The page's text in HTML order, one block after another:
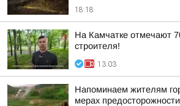
18:18
На Камчатке отмечают
строителя!
13:03
Напоминаем жителям
мерах